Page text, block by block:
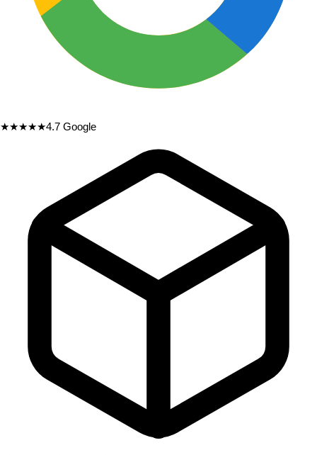
★★★★★4.7 Google